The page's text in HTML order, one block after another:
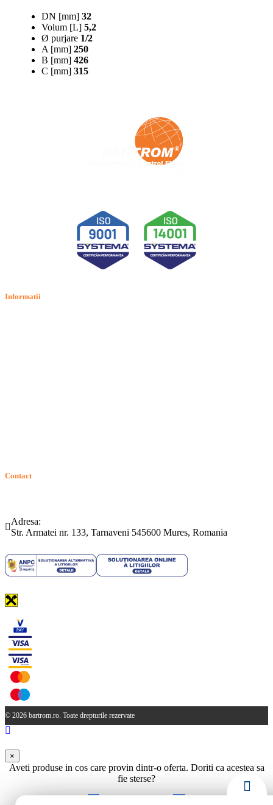
DN [mm] 32
Volum [L] 5,2
Ø purjare 1/2
A [mm] 250
B [mm] 426
C [mm] 315
Informatii
Contact
Adresa:
Str. Armatei nr. 133, Tarnaveni 545600 Mures, Romania
© 2026 bartrom.ro. Toate drepturile rezervate
×
Aveti produse in cos care provin dintr-o oferta. Doriti ca acestea sa
fie sterse?